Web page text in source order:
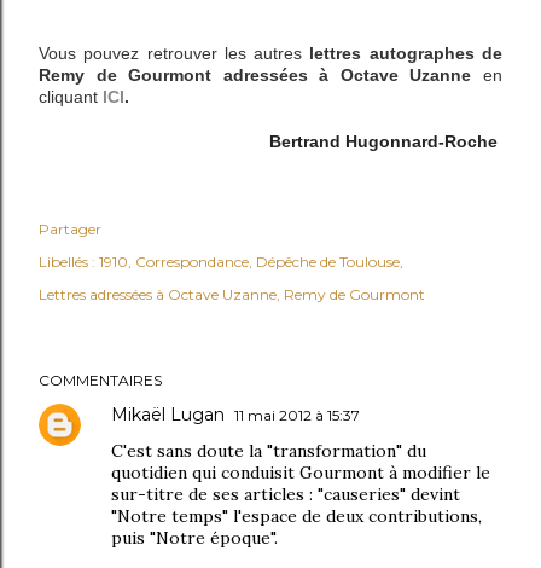
Vous pouvez retrouver les autres lettres autographes de
Remy de Gourmont adressées à Octave Uzanne en
cliquant ICI.
Bertrand Hugonnard-Roche
Partager
Libellés : 1910 Correspondance Dépêche de Toulouse
Lettres adressées à Octave Uzanne Remy de Gourmont
COMMENTAIRES
Mikaël Lugan 11 mai 2012 à 15:37
C'est sans doute la "transformation" du
quotidien qui conduisit Gourmont à modifier le
sur-titre de ses articles : "causeries" devint
"Notre temps" l'espace de deux contributions,
puis "Notre époque".